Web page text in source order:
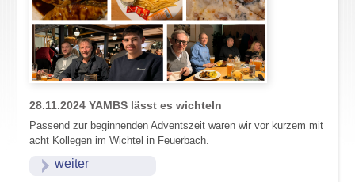
28.11.2024YAMBS lässt es wichteln
Passend zur beginnenden Adventszeit waren wir vor kurzem mit
acht Kollegen im Wichtel in Feuerbach.
weiter